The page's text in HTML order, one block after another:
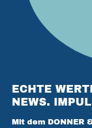
ECHTE
NEWS.
Mit dem DONNER